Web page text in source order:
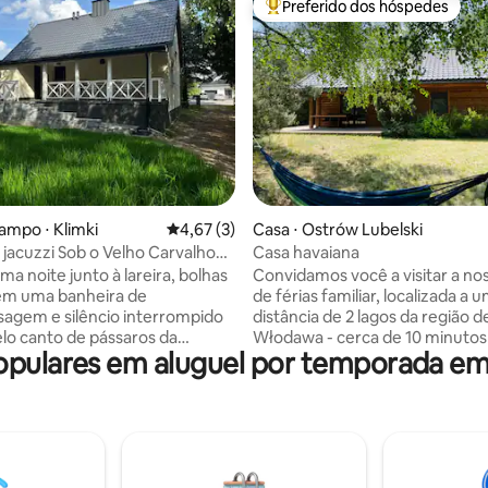
de 5, 28 avaliações
⋅ Klimki 4,67 de uma avaliação média de 5, 3
4,67 (3)
Sob o Velho Carvalho
noite junto à lareira, bolhas
uma banheira de
e silêncio interrompido
canto de pássaros da
Jata. Nossa casa de campo é
para descansar,
acesso conveniente. Uma
Entre os melhores preferidos
Preferido dos hóspedes
Casa ⋅ Ostrów Lubelski
Casa havaiana
Convidamos você a visitar a
de férias familiar, localizada a
distância de 2 lagos da região
Włodawa - cerca de 10
casa está localizada no
recreativos, no final deles, o
quadriciclos, um parque de
caminho educativo e natural. É
em aluguel por temporada